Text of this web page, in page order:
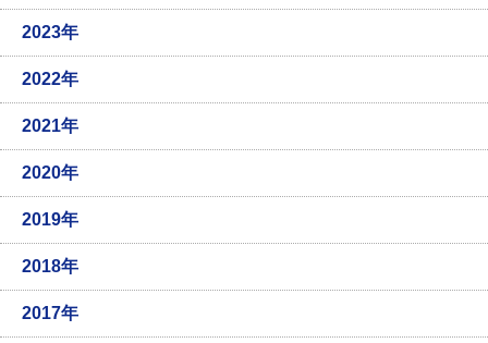
2023年
2022年
2021年
2020年
2019年
2018年
2017年